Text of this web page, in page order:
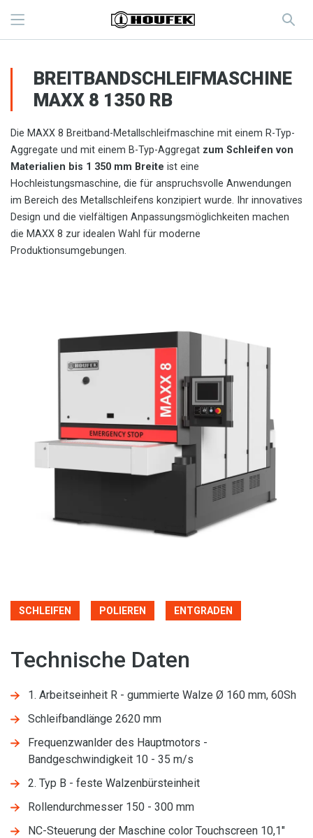
BREITBANDSCHLEIFMASCHINE
MAXX 8 1350 RB
Die MAXX 8 Breitband-Metallschleifmaschine mit einem R-Typ-
Aggregate und mit einem B-Typ-Aggregat zum Schleifen von
Materialien bis 1 350 mm Breite ist eine
Hochleistungsmaschine, die für anspruchsvolle Anwendungen
im Bereich des Metallschleifens konzipiert wurde. Ihr innovatives
Design und die vielfältigen Anpassungsmöglichkeiten machen
die MAXX 8 zur idealen Wahl für moderne
Produktionsumgebungen.
SCHLEIFEN POLIEREN ENTGRADEN
Technische Daten
1. Arbeitseinheit R - gummierte Walze Ø 160 mm, 60Sh
Schleifbandlänge 2620 mm
Frequenzwanlder des Hauptmotors -
Bandgeschwindigkeit 10 - 35 m/s
2. Typ B - feste Walzenbürsteinheit
Rollendurchmesser 150 - 300 mm
NC-Steuerung der Maschine color Touchscreen 10,1"